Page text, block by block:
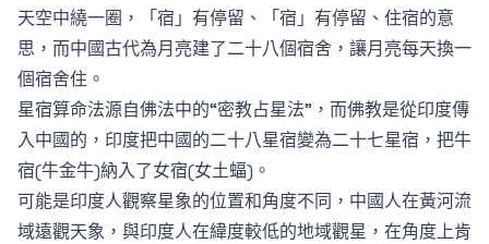
天空中繞一圈，「宿」有停留、「宿」有停留、住宿的意
思，而中國古代為月亮建了二十八個宿舍，讓月亮每天換一
個宿舍住。
星宿算命法源自佛法中的“密教占星法”，而佛教是從印度傳
入中國的，印度把中國的二十八星宿變為二十七星宿，把牛
宿(牛金牛)納入了女宿(女土蝠)。
可能是印度人觀察星象的位置和角度不同，中國人在黃河流
域遠觀天象，與印度人在緯度較低的地域觀星，在角度上肯